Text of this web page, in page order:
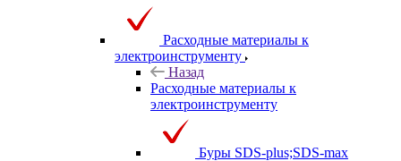
Расходные материалы к
электроинструменту
Назад
Расходные материалы к
электроинструменту
Буры SDS-plus;SDS-max